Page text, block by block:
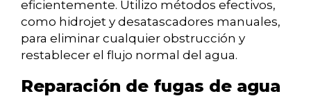
eficientemente. Utilizo métodos efectivos,
como hidrojet y desatascadores manuales,
para eliminar cualquier obstrucción y
restablecer el flujo normal del agua.
Reparación de fugas de agua